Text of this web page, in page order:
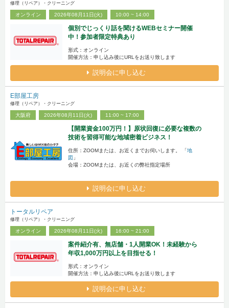
修理（リペア）・クリーニング
オンライン 2026年08月11日(火) 10:00 ~ 14:00
個別でじっくり話を聞けるWEBセミナー開催
中！参加者限定特典あり
形式：オンライン
開催方法：申し込み後にURLをお送り致します
説明会に申し込む
E部屋工房
修理（リペア）・クリーニング
大阪府 2026年08月11日(火) 11:00 ~ 17:00
【開業資金100万円！】原状回復に必要な複数の
技術を習得可能な地域密着ビジネス！
住所：ZOOMまたは、お近くまでお伺いします。 「地
図 」
会場：ZOOMまたは、お近くの弊社指定場所
説明会に申し込む
トータルリペア
修理（リペア）・クリーニング
オンライン 2026年08月11日(火) 16:00 ~ 21:00
案件紹介有、無店舗・1人開業OK！未経験から
年収1,000万円以上を目指せる！
形式：オンライン
開催方法：申し込み後にURLをお送り致します
説明会に申し込む